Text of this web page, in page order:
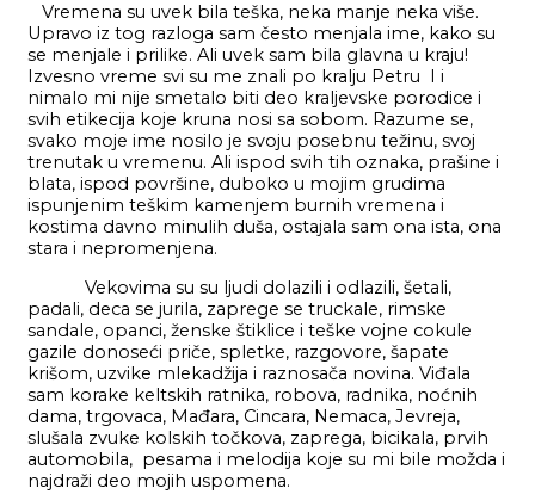
Vremena su uvek bila teška, neka manje neka više.
Upravo iz tog razloga sam često menjala ime, kako su
se menjale i prilike. Ali uvek sam bila glavna u kraju!
Izvesno vreme svi su me znali po kralju Petru I i
nimalo mi nije smetalo biti deo kraljevske porodice i
svih etikecija koje kruna nosi sa sobom. Razume se,
svako moje ime nosilo je svoju posebnu težinu, svoj
trenutak u vremenu. Ali ispod svih tih oznaka, prašine i
blata, ispod površine, duboko u mojim grudima
ispunjenim teškim kamenjem burnih vremena i
kostima davno minulih duša, ostajala sam ona ista, ona
stara i nepromenjena.
Vekovima su su ljudi dolazili i odlazili, šetali,
padali, deca se jurila, zaprege se truckale, rimske
sandale, opanci, ženske štiklice i teške vojne cokule
gazile donoseći priče, spletke, razgovore, šapate
krišom, uzvike mlekadžija i raznosača novina. Viđala
sam korake keltskih ratnika, robova, radnika, noćnih
dama, trgovaca, Mađara, Cincara, Nemaca, Jevreja,
slušala zvuke kolskih točkova, zaprega, bicikala, prvih
automobila, pesama i melodija koje su mi bile možda i
najdraži deo mojih uspomena.